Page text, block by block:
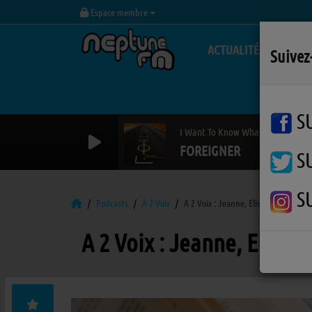
Espace membre
ACTUALITÉS
I Want To Know What Love Is
FOREIGNER
Podcasts À 2 Voix A 2 Voix : Jeanne, Elisa et Maella
A 2 Voix : Jeanne, Elisa